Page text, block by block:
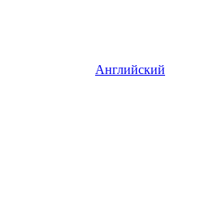
Английский